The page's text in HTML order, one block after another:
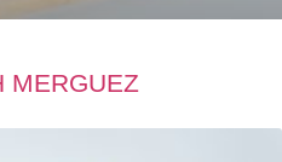
MERGUEZ